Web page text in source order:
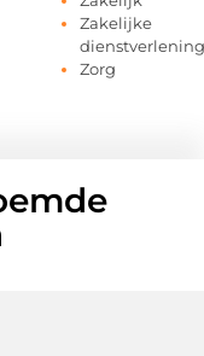
Zakelijke
dienstverlening
Zorg